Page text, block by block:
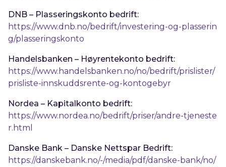
DNB – Plasseringskonto bedrift:
https://www.dnb.no/bedrift/investering-og-plasserin
g/plasseringskonto
Handelsbanken – Høyrentekonto bedrift:
https://www.handelsbanken.no/no/bedrift/prislister/
prisliste-innskuddsrente-og-kontogebyr
Nordea – Kapitalkonto bedrift:
https://www.nordea.no/bedrift/priser/andre-tjeneste
r.html
Danske Bank – Danske Nettspar Bedrift:
https://danskebank.no/-/media/pdf/danske-bank/no/